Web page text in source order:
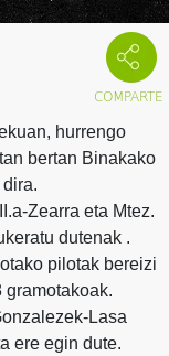
hurrengo
bertan Binakako
Zearra eta Mtez.
dutenak .
pilotak bereizi
gramotakoak.
Lasa
ere egin dute.